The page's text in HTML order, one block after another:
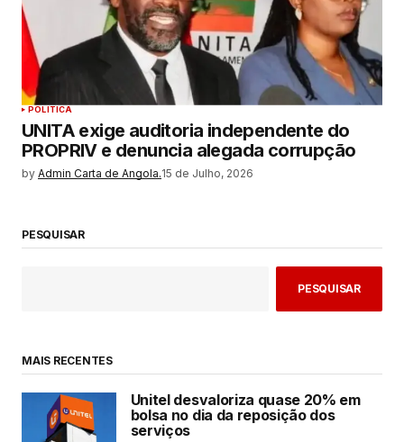
POLITICA
UNITA exige auditoria independente do
PROPRIV e denuncia alegada corrupção
by Admin Carta de Angola.15 de Julho, 2026
PESQUISAR
PESQUISAR
MAIS RECENTES
Unitel desvaloriza quase 20% em
bolsa no dia da reposição dos
serviços